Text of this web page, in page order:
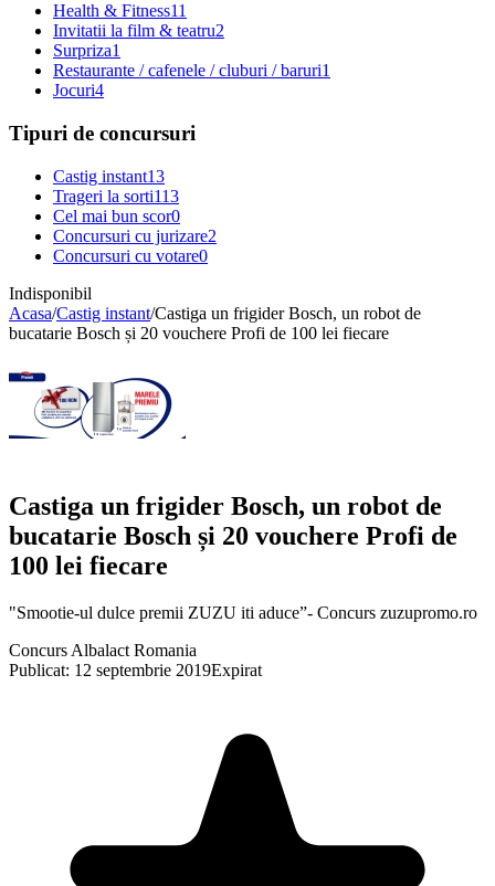
Health & Fitness11
Invitatii la film & teatru2
Surpriza1
Restaurante / cafenele / cluburi / baruri1
Jocuri4
Tipuri de concursuri
Castig instant13
Trageri la sorti113
Cel mai bun scor0
Concursuri cu jurizare2
Concursuri cu votare0
Indisponibil
Acasa/Castig instant/Castiga un frigider Bosch, un robot de
bucatarie Bosch și 20 vouchere Profi de 100 lei fiecare
Castiga un frigider Bosch, un robot de
bucatarie Bosch și 20 vouchere Profi de
100 lei fiecare
"Smootie-ul dulce premii ZUZU iti aduce”- Concurs zuzupromo.ro
Concurs Albalact Romania
Publicat: 12 septembrie 2019Expirat